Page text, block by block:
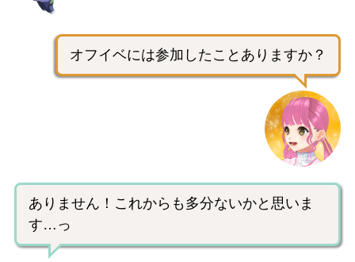
オフイベには参加したことありますか？
ありません！これからも多分ないかと思いま
す…っ